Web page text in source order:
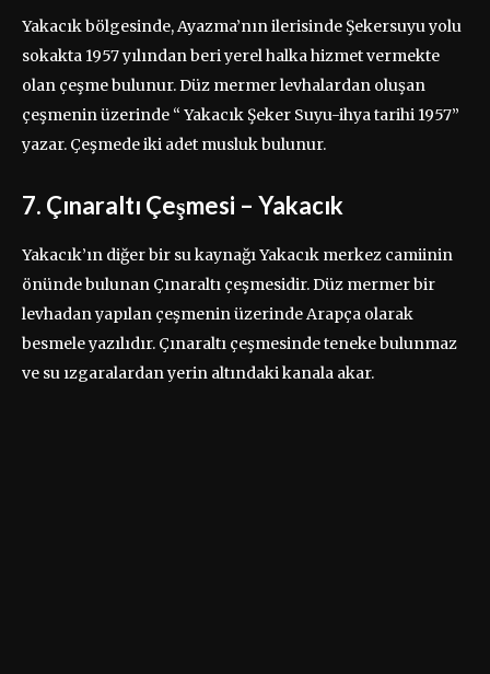
Yakacık bölgesinde, Ayazma’nın ilerisinde Şekersuyu yolu
sokakta 1957 yılından beri yerel halka hizmet vermekte
olan çeşme bulunur. Düz mermer levhalardan oluşan
çeşmenin üzerinde “ Yakacık Şeker Suyu-ihya tarihi 1957”
yazar. Çeşmede iki adet musluk bulunur.
7. Çınaraltı Çeşmesi – Yakacık
Yakacık’ın diğer bir su kaynağı Yakacık merkez camiinin
önünde bulunan Çınaraltı çeşmesidir. Düz mermer bir
levhadan yapılan çeşmenin üzerinde Arapça olarak
besmele yazılıdır. Çınaraltı çeşmesinde teneke bulunmaz
ve su ızgaralardan yerin altındaki kanala akar.